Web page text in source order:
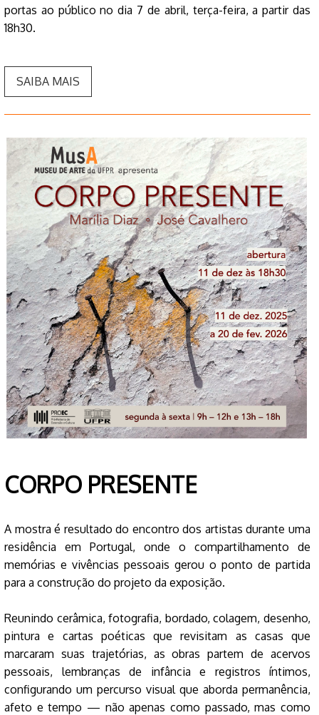
portas ao público no dia 7 de abril, terça-feira, a partir das
18h30.
SAIBA MAIS
CORPO PRESENTE
A mostra é resultado do encontro dos artistas durante uma
residência em Portugal, onde o compartilhamento de
memórias e vivências pessoais gerou o ponto de partida
para a construção do projeto da exposição.
Reunindo cerâmica, fotografia, bordado, colagem, desenho,
pintura e cartas poéticas que revisitam as casas que
marcaram suas trajetórias, as obras partem de acervos
pessoais, lembranças de infância e registros íntimos,
configurando um percurso visual que aborda permanência,
afeto e tempo — não apenas como passado, mas como